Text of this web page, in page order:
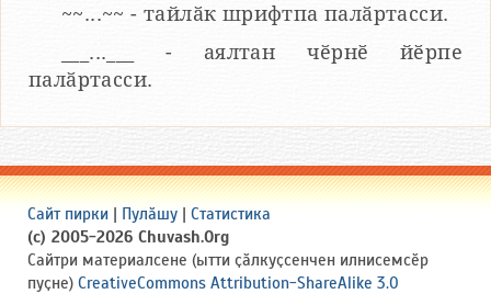
~~...~~ - тайлӑк шрифтпа палӑртасси.
___...___ - аялтан чӗрнӗ йӗрпе
палӑртасси.
Сайт пирки | Пулӑшу | Статистика
(c) 2005-2026 Chuvash.Org
Сайтри материалсене (ытти ҫӑлкуҫсенчен илнисемсӗр
пуҫне) CreativeCommons Attribution-ShareAlike 3.0